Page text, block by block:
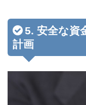
5. 安全な資
計画